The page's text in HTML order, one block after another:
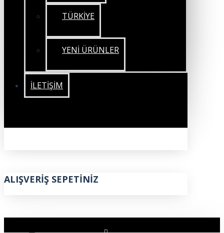
TÜRKİYE
YENİ ÜRÜNLER
İLETIŞIM
ALIŞVERIŞ SEPETINIZ